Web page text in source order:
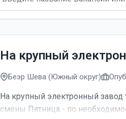
На крупный
Беэр Шева (Южный округ)
На крупный электронный завод
смены Пятница - по